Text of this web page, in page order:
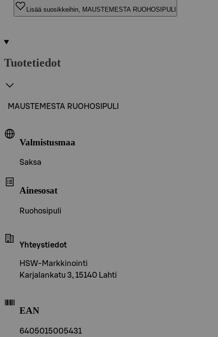
Lisää suosikkeihin, MAUSTEMESTA RUOHOSIPULI
Tuotetiedot
MAUSTEMESTA RUOHOSIPULI
Valmistusmaa
Saksa
Ainesosat
Ruohosipuli
Yhteystiedot
HSW-Markkinointi
Karjalankatu 3, 15140 Lahti
EAN
6405015005431